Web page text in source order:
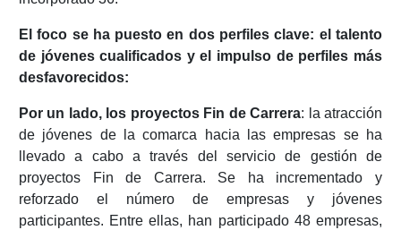
El foco se ha puesto en dos perfiles clave: el talento
de jóvenes cualificados y el impulso de perfiles más
desfavorecidos:
Por un lado, los proyectos Fin de Carrera: la atracción
de jóvenes de la comarca hacia las empresas se ha
llevado a cabo a través del servicio de gestión de
proyectos Fin de Carrera. Se ha incrementado y
reforzado el número de empresas y jóvenes
participantes. Entre ellas, han participado 48 empresas,